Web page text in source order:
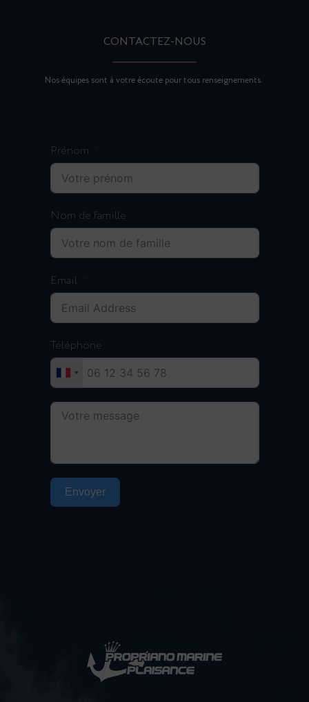
CONTACTEZ-NOUS
Nos équipes sont à votre écoute pour tous renseignements.
Prénom
Nom de famille
Email
Téléphone
Envoyer